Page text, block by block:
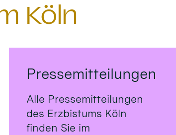
Köln
Pressemitteilungen
Alle Pressemitteilungen
des Erzbistums Köln
finden Sie im